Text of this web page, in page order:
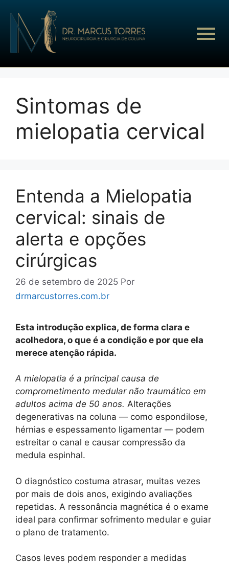
Sintomas de
mielopatia cervical
Entenda a Mielopatia
cervical: sinais de
alerta e opções
cirúrgicas
26 de setembro de 2025 Por
drmarcustorres.com.br
Esta introdução explica, de forma clara e
acolhedora, o que é a condição e por que ela
merece atenção rápida.
A mielopatia é a principal causa de
comprometimento medular não traumático em
adultos acima de 50 anos. Alterações
degenerativas na coluna — como espondilose,
hérnias e espessamento ligamentar — podem
estreitar o canal e causar compressão da
medula espinhal.
O diagnóstico costuma atrasar, muitas vezes
por mais de dois anos, exigindo avaliações
repetidas. A ressonância magnética é o exame
ideal para confirmar sofrimento medular e guiar
o plano de tratamento.
Casos leves podem responder a medidas